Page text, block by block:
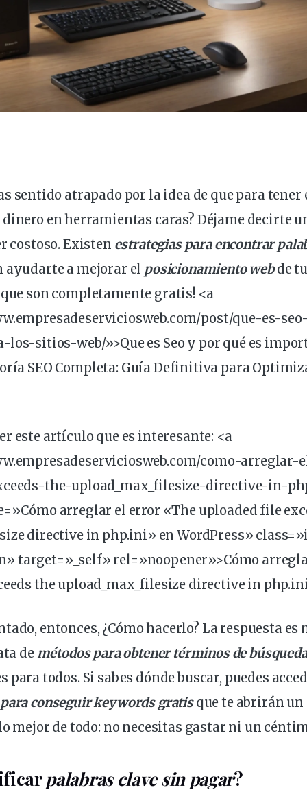
sentido atrapado por la idea de que para
dineroenherramientas caras? Déjame decirte
costoso. Existen estrategiaspara encontrar
ayudarte a mejorar el posicionamientowebde
son completamente gratis! <a
post/que-es-seo
sitios-web/»>Que es Seo y por qué es
SEO Completa: Guía Definitiva para
este artículo que es interesante: <a
como-arreglar-
the-upload_max_filesize-directive-in-
arreglar el error «The uploaded file
directive in php.ini» en WordPress»
target=»_self» rel=»noopener»>Cómo
the upload_max_filesize directive in
entonces, ¿Cómo hacerlo? La respuesta es
de métodospara obtenertérminosdebúsqueda
para todos. Si sabes dónde buscar, puedes
conseguirkeywordsgratisque te abrirán un
mejor de todo: no necesitas gastar ni un
palabras clave sin pagar?